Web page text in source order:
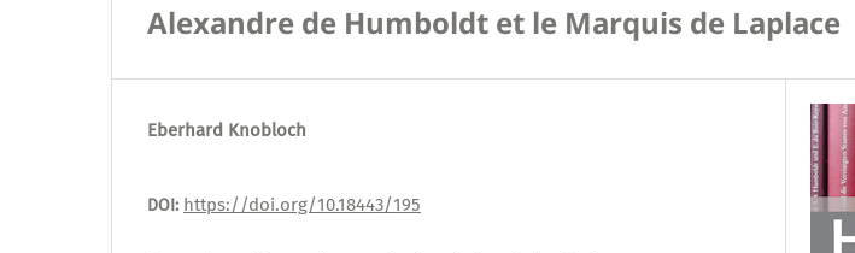
Alexandre de Humboldt et le Marquis de Laplace
Eberhard Knobloch
DOI: https://doi.org/10.18443/195